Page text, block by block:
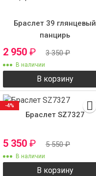
Браслет 39 глянцевый
панцирь
2 950 ₽ 3 350₽
В наличии
В корзину
Браслет SZ7327
5 350 ₽ 5 550₽
В наличии
В корзину
-4%